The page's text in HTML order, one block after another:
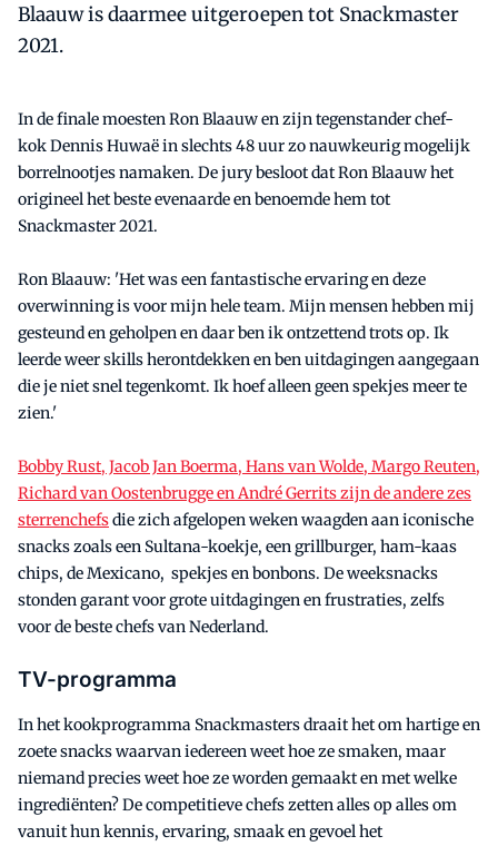
Blaauw is daarmee uitgeroepen tot Snackmaster
2021.
In de finale moesten Ron Blaauw en zijn tegenstander chef-
kok Dennis Huwaë in slechts 48 uur zo nauwkeurig mogelijk
borrelnootjes namaken. De jury besloot dat Ron Blaauw het
origineel het beste evenaarde en benoemde hem tot
Snackmaster 2021.
Ron Blaauw: 'Het was een fantastische ervaring en deze
overwinning is voor mijn hele team. Mijn mensen hebben mij
gesteund en geholpen en daar ben ik ontzettend trots op. Ik
leerde weer skills herontdekken en ben uitdagingen aangegaan
die je niet snel tegenkomt. Ik hoef alleen geen spekjes meer te
zien.'
Bobby Rust, Jacob Jan Boerma, Hans van Wolde, Margo Reuten,
Richard van Oostenbrugge en André Gerrits zijn de andere zes
sterrenchefsdie zich afgelopen weken waagden aan iconische
snacks zoals een Sultana-koekje, een grillburger, ham-kaas
chips, de Mexicano, spekjes en bonbons. De weeksnacks
stonden garant voor grote uitdagingen en frustraties, zelfs
voor de beste chefs van Nederland.
TV-programma
In het kookprogramma Snackmasters draait het om hartige en
zoete snacks waarvan iedereen weet hoe ze smaken, maar
niemand precies weet hoe ze worden gemaakt en met welke
ingrediënten? De competitieve chefs zetten alles op alles om
vanuit hun kennis, ervaring, smaak en gevoel het